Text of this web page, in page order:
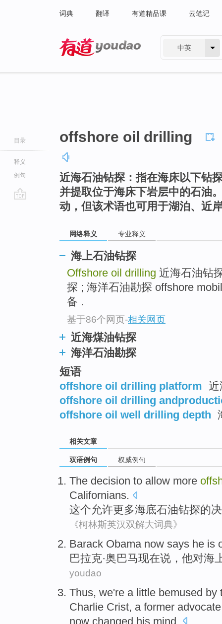
词典 翻译 有道精品课 云笔记
中英
目录
释义
例句
offshore oil drilling
近海石油钻探：指在海床以下钻
并提取位于海床下岩层中的石油
动，但该术语也可用于湖泊、近
网络释义 专业释义
海上石油钻探
Offshore oil drilling 近海石油钻
探 ; 海洋石油勘探 offshore
备 .
基于86个网页-相关网页
近海煤油钻探
海洋石油勘探
短语
offshore oil drilling platform 近
offshore oil drilling
offshore oil well drilling depth
相关文章
双语例句 权威例句
The decision to allow more
Californians.
这个允许更多海底石油钻探的
《柯林斯英汉双解大词典》
Barack Obama now says he is
巴拉克·奥巴马现在说， 他对海
youdao
Thus, we're a little bemused by
Charlie Crist, a former advocate
now changed his mind.